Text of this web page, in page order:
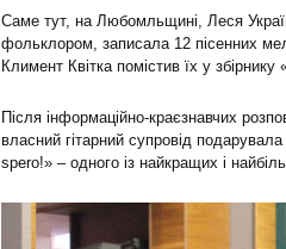
Саме тут, на Любомльщині, Леся
фольклором, записала 12 пісенних
Климент Квітка помістив їх у
Після інформаційно-краєзнавчих
власний гітарний супровід
spero!» – одного із найкращих і